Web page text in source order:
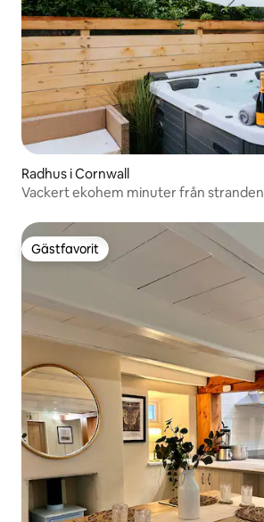
Radhus i Cornwall
Vackert ekohem minuter från stranden
Gästfavorit
Gästfavorit